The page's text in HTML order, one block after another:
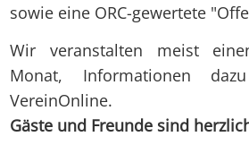
sowie eine ORC-gewertete
Wir veranstalten meist
Monat, Informationen
VereinOnline.
Gäste und Freunde sind